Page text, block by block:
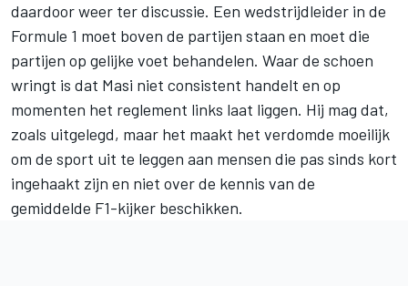
daardoor weer ter discussie. Een wedstrijdleider in de
Formule 1 moet boven de partijen staan en moet die
partijen op gelijke voet behandelen. Waar de schoen
wringt is dat Masi niet consistent handelt en op
momenten het reglement links laat liggen. Hij mag dat,
zoals uitgelegd, maar het maakt het verdomde moeilijk
om de sport uit te leggen aan mensen die pas sinds kort
ingehaakt zijn en niet over de kennis van de
gemiddelde F1-kijker beschikken.